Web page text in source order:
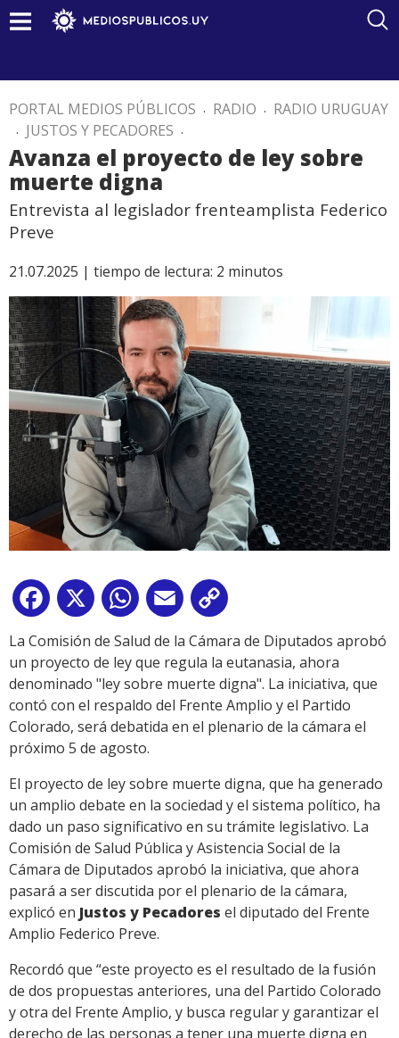
PORTAL MEDIOS PÚBLICOS . RADIO . RADIO URUGUAY
. JUSTOS Y PECADORES .
Avanza el proyecto de ley sobre
muerte digna
Entrevista al legislador frenteamplista Federico
Preve
21.07.2025 | tiempo de lectura: 2 minutos
Facebook
X WhatsApp
Email
Link
La Comisión de Salud de la Cámara de Diputados aprobó
un proyecto de ley que regula la eutanasia, ahora
denominado "ley sobre muerte digna". La iniciativa, que
contó con el respaldo del Frente Amplio y el Partido
Colorado, será debatida en el plenario de la cámara el
próximo 5 de agosto.
El proyecto de ley sobre muerte digna, que ha generado
un amplio debate en la sociedad y el sistema político, ha
dado un paso significativo en su trámite legislativo. La
Comisión de Salud Pública y Asistencia Social de la
Cámara de Diputados aprobó la iniciativa, que ahora
pasará a ser discutida por el plenario de la cámara,
explicó en Justos y Pecadores el diputado del Frente
Amplio Federico Preve.
Recordó que “este proyecto es el resultado de la fusión
de dos propuestas anteriores, una del Partido Colorado
y otra del Frente Amplio, y busca regular y garantizar el
derecho de las personas a tener una muerte digna en